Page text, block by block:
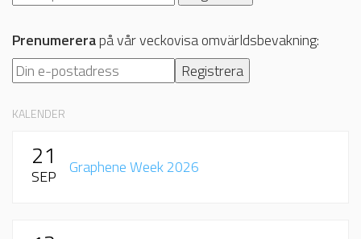
Prenumererapå vår veckovisa omvärldsbevakning:
KALENDER
21
SEP Graphene Week 2026